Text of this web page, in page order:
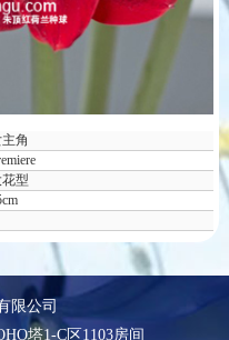
角
花型
限公司
塔1-C区1103房间